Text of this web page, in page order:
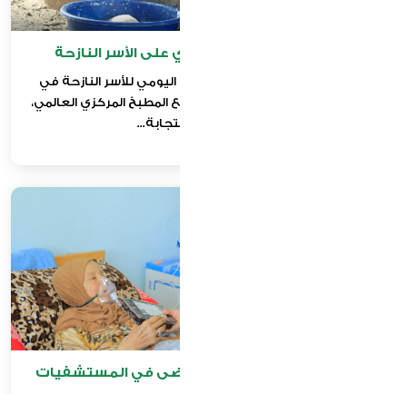
مبادرة توزيع الرغيف الخيري على الأسر النازحة
إقامة مخابز ميدانية وتوفير الخبز اليومي للأسر النازحة في
المخيمات ومراكز الإيواء، بالتعاون مع المطبخ المركزي العالمي،
ضمن جهود الاستجابة...
مبادرة توزيع التمور على المرضى في المستشفيات